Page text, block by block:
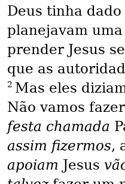
Deus tinha dado
planejavam
prender Jesus
que as
2 Mas eles
Não vamos
festa chamada
assim fizermos,
apoiam Jesus